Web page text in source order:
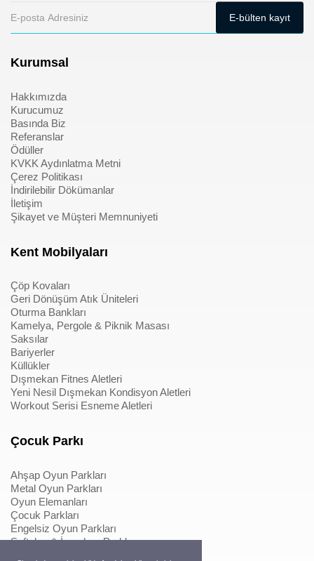
Kurumsal
Hakkımızda
Kurucumuz
Basında Biz
Referanslar
Ödüller
KVKK Aydınlatma Metni
Çerez Politikası
İndirilebilir Dökümanlar
İletişim
Şikayet ve Müşteri Memnuniyeti
Kent Mobilyaları
Çöp Kovaları
Geri Dönüşüm Atık Üniteleri
Oturma Bankları
Kamelya, Pergole & Piknik Masası
Saksılar
Bariyerler
Küllükler
Dışmekan Fitnes Aletleri
Yeni Nesil Dışmekan Kondisyon Aletleri
Workout Serisi Esneme Aletleri
Çocuk Parkı
Ahşap Oyun Parkları
Metal Oyun Parkları
Oyun Elemanları
Çocuk Parkları
Engelsiz Oyun Parkları
Softplay & İçmekan Parkları